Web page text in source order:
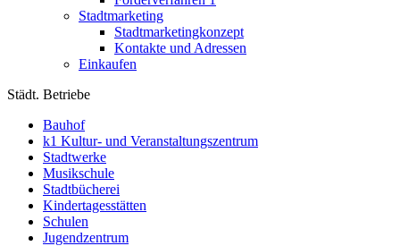
Stadtmarketing
Stadtmarketingkonzept
Kontakte und Adressen
Einkaufen
Städt. Betriebe
Bauhof
k1 Kultur- und Veranstaltungszentrum
Stadtwerke
Musikschule
Stadtbücherei
Kindertagesstätten
Schulen
Jugendzentrum